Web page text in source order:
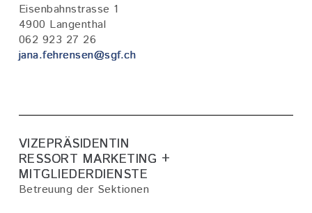
Eisenbahnstrasse 1
4900 Langenthal
062 923 27 26
jana.fehrensen@sgf.ch
VIZEPRÄSIDENTIN
RESSORT MARKETING +
MITGLIEDERDIENSTE
Betreuung der Sektionen